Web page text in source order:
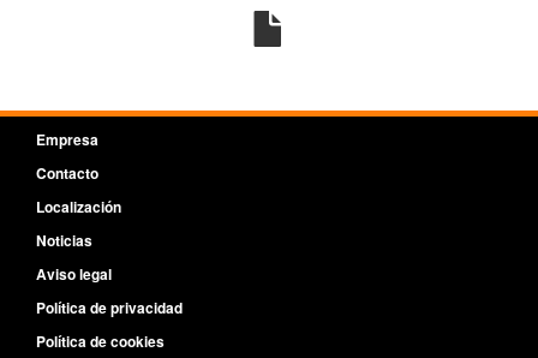
Empresa
Contacto
Localización
Noticias
Aviso legal
Política de privacidad
Política de cookies